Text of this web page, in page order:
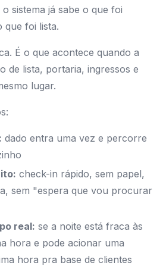
sistema já sabe o que foi
que foi lista.
É o que acontece quando a
de lista, portaria, ingressos e
lugar.
dado entra uma vez e percorre
check-in rápido, sem papel,
sem "espera que vou procurar
real: se a noite está fraca às
hora e pode acionar uma
hora pra base de clientes